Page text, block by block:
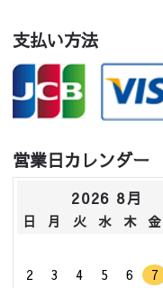
支払い方法
営業日カレンダー
2026 8月
日 月 火 水 木 金
2
3 4 5 6 7